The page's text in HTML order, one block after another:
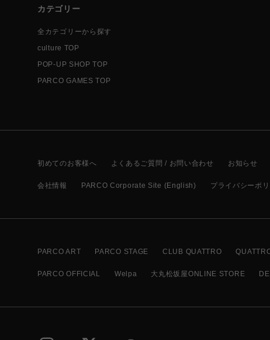
カテゴリー
全カテゴリーから探す
culture TOP
POP-UP SHOP TOP
PARCO GAMES TOP
初めてのお客様へ よくあるご質問 / お問い合わせ お知らせ
会社情報 PARCO Corporate Site (English) プライバシーポ
PARCO ART PARCO STAGE CLUB QUATTRO
PARCO OFFICIAL Welpa 大丸松坂屋ONLINE STORE